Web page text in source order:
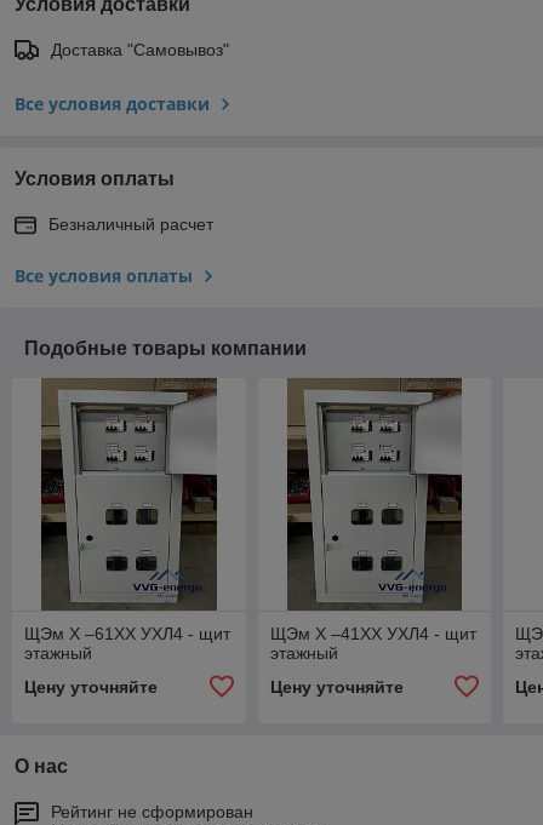
Доставка "Самовывоз"
Все условия доставки
Условия оплаты
Безналичный расчет
Все условия оплаты
Подобные товары компании
ЩЭм Х –61ХХ УХЛ4 - щит
этажный
Цену уточняйте
ЩЭм Х –41ХХ УХЛ4 - щит
этажный
Цену уточняйте
О нас
Рейтинг не сформирован